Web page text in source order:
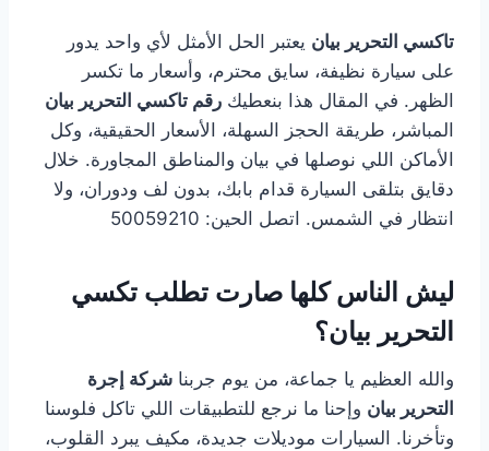
تاكسي التحرير بيان يعتبر الحل الأمثل لأي واحد يدور
على سيارة نظيفة، سايق محترم، وأسعار ما تكسر
الظهر. في المقال هذا بنعطيك رقم تاكسي التحرير بيان
المباشر، طريقة الحجز السهلة، الأسعار الحقيقية، وكل
الأماكن اللي نوصلها في بيان والمناطق المجاورة. خلال
دقايق بتلقى السيارة قدام بابك، بدون لف ودوران، ولا
انتظار في الشمس. اتصل الحين: 50059210
ليش الناس كلها صارت تطلب تكسي
التحرير بيان؟
والله العظيم يا جماعة، من يوم جربنا شركة إجرة
التحرير بيان وإحنا ما نرجع للتطبيقات اللي تاكل فلوسنا
وتأخرنا. السيارات موديلات جديدة، مكيف يبرد القلوب،